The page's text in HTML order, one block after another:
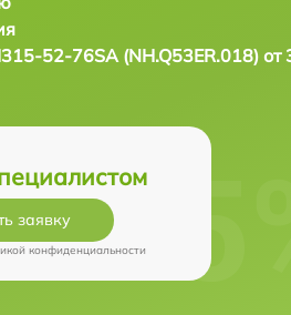
52-76SA (NH.Q53ER.018) от
заявку
конфиденциальности